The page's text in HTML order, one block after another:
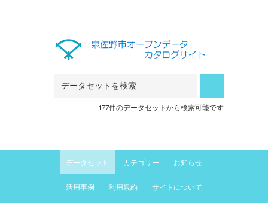
177件のデータセットから検索可能です
データセット カテゴリー お知らせ
活用事例 利用規約 サイトについて